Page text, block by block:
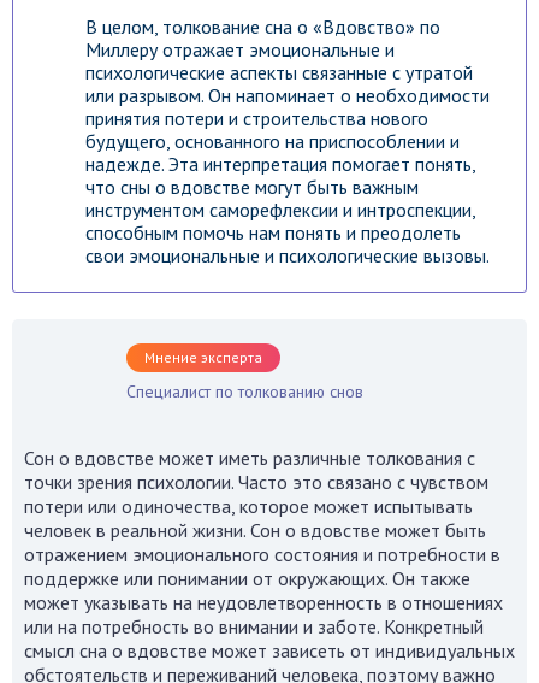
В целом, толкование сна о «Вдовство» по
Миллеру отражает эмоциональные и
психологические аспекты связанные с утратой
или разрывом. Он напоминает о необходимости
принятия потери и строительства нового
будущего, основанного на приспособлении и
надежде. Эта интерпретация помогает понять,
что сны о вдовстве могут быть важным
инструментом саморефлексии и интроспекции,
способным помочь нам понять и преодолеть
свои эмоциональные и психологические вызовы.
Мнение эксперта
Специалист по толкованию снов
Сон о вдовстве может иметь различные толкования с
точки зрения психологии. Часто это связано с чувством
потери или одиночества, которое может испытывать
человек в реальной жизни. Сон о вдовстве может быть
отражением эмоционального состояния и потребности в
поддержке или понимании от окружающих. Он также
может указывать на неудовлетворенность в отношениях
или на потребность во внимании и заботе. Конкретный
смысл сна о вдовстве может зависеть от индивидуальных
обстоятельств и переживаний человека, поэтому важно